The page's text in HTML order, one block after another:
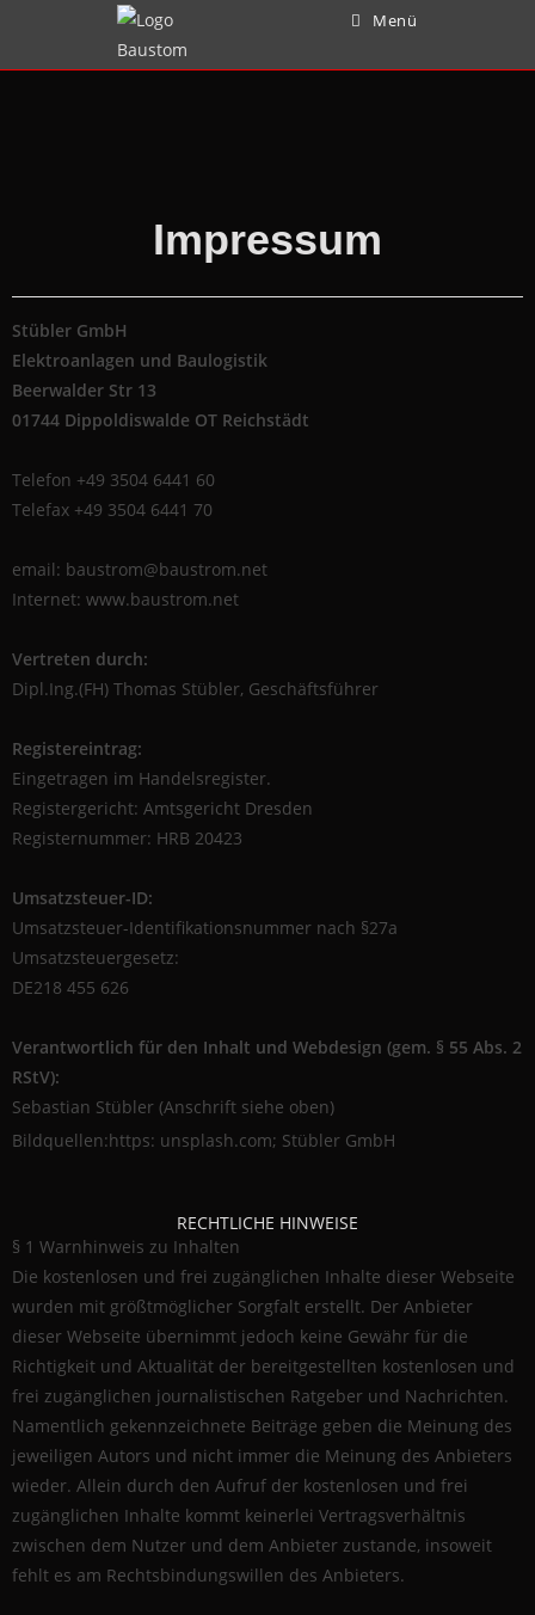
Menü
Impressum
Stübler GmbH
Elektroanlagen und Baulogistik
Beerwalder Str 13
01744 Dippoldiswalde OT Reichstädt
Telefon +49 3504 6441 60
Telefax +49 3504 6441 70
email: baustrom@baustrom.net
Internet: www.baustrom.net
Vertreten durch:
Dipl.Ing.(FH) Thomas Stübler, Geschäftsführer
Registereintrag:
Eingetragen im Handelsregister.
Registergericht: Amtsgericht Dresden
Registernummer: HRB 20423
Umsatzsteuer-ID:
Umsatzsteuer-Identifikationsnummer nach §27a
Umsatzsteuergesetz:
DE218 455 626
Verantwortlich für den Inhalt und Webdesign (gem. § 55 Abs. 2
RStV):
Sebastian Stübler (Anschrift siehe oben)
Bildquellen:https: unsplash.com; Stübler GmbH
RECHTLICHE HINWEISE
§ 1 Warnhinweis zu Inhalten
Die kostenlosen und frei zugänglichen Inhalte dieser Webseite
wurden mit größtmöglicher Sorgfalt erstellt. Der Anbieter
dieser Webseite übernimmt jedoch keine Gewähr für die
Richtigkeit und Aktualität der bereitgestellten kostenlosen und
frei zugänglichen journalistischen Ratgeber und Nachrichten.
Namentlich gekennzeichnete Beiträge geben die Meinung des
jeweiligen Autors und nicht immer die Meinung des Anbieters
wieder. Allein durch den Aufruf der kostenlosen und frei
zugänglichen Inhalte kommt keinerlei Vertragsverhältnis
zwischen dem Nutzer und dem Anbieter zustande, insoweit
fehlt es am Rechtsbindungswillen des Anbieters.